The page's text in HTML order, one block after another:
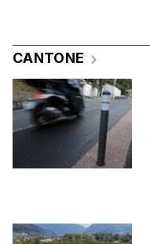
CANTONE